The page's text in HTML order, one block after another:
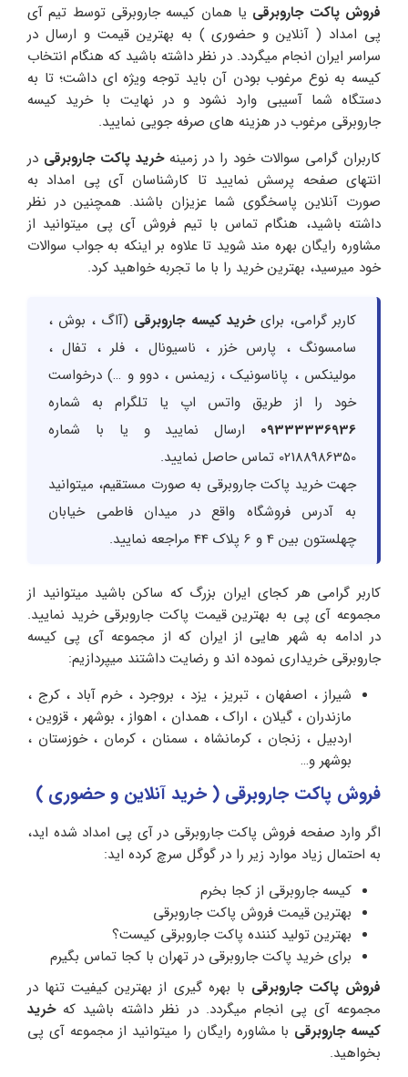
فروش پاکت جاروبرقی یا همان کیسه جاروبرقی توسط تیم آی
پی امداد ( آنلاین و حضوری ) به بهترین قیمت و ارسال در
سراسر ایران انجام میگردد. در نظر داشته باشید که هنگام انتخاب
کیسه به نوع مرغوب بودن آن باید توجه ویژه ای داشت؛ تا به
دستگاه شما آسیبی وارد نشود و در نهایت با خرید کیسه
جاروبرقی مرغوب در هزینه های صرفه جویی نمایید.
کاربران گرامی سوالات خود را در زمینهخرید پاکت جاروبرقی در
انتهای صفحه پرسش نمایید تا کارشناسان آی پی امداد به
صورت آنلاین پاسخگوی شما عزیزان باشند. همچنین در نظر
داشته باشید، هنگام تماس با تیم فروش آی پی میتوانید از
مشاوره رایگان بهره مند شوید تا علاوه بر اینکه به جواب سوالات
خود میرسید، بهترین خرید را با ما تجربه خواهید کرد.
کاربر گرامی، برایخرید کیسه جاروبرقی (آاگ ، بوش ،
سامسونگ ، پارس خزر ، ناسیونال ، فلر ، تفال ،
مولینکس ، پاناسونیک ، زیمنس ، دوو و …) درخواست
خود را از طریق واتس اپ یا تلگرام به شماره
09333336936 ارسال نمایید و یا با شماره
02188986350 تماس حاصل نمایید.
جهت خرید پاکت جاروبرقی به صورت مستقیم، میتوانید
به آدرس فروشگاه واقع در میدان فاطمی خیابان
چهلستون بین 4 و 6 پلاک 44 مراجعه نمایید.
کاربر گرامی هر کجای ایران بزرگ که ساکن باشید میتوانید از
مجموعه آی پی به بهترین قیمت پاکت جاروبرقی خرید نمایید.
در ادامه به شهر هایی از ایران که از مجموعه آی پی کیسه
جاروبرقی خریداری نموده اند و رضایت داشتند میپردازیم:
شیراز ، اصفهان ، تبریز ، یزد ، بروجرد ، خرم آباد ، کرج ،
مازندران ، گیلان ، اراک ، همدان ، اهواز ، بوشهر ، قزوین ،
اردبیل ، زنجان ، کرمانشاه ، سمنان ، کرمان ، خوزستان ،
بوشهر و…
فروش پاکت جاروبرقی ( خرید آنلاین و حضوری )
اگر وارد صفحه فروش پاکت جاروبرقی در آی پی امداد شده اید،
به احتمال زیاد موارد زیر را در گوگل سرچ کرده اید:
کیسه جاروبرقی از کجا بخرم
بهترین قیمت فروش پاکت جاروبرقی
بهترین تولید کننده پاکت جاروبرقی کیست؟
برای خرید پاکت جاروبرقی در تهران با کجا تماس بگیرم
فروش پاکت جاروبرقی با بهره گیری از بهترین کیفیت تنها در
مجموعه آی پی انجام میگردد. در نظر داشته باشید کهخرید
کیسه جاروبرقی با مشاوره رایگان را میتوانید از مجموعه آی پی
بخواهید.